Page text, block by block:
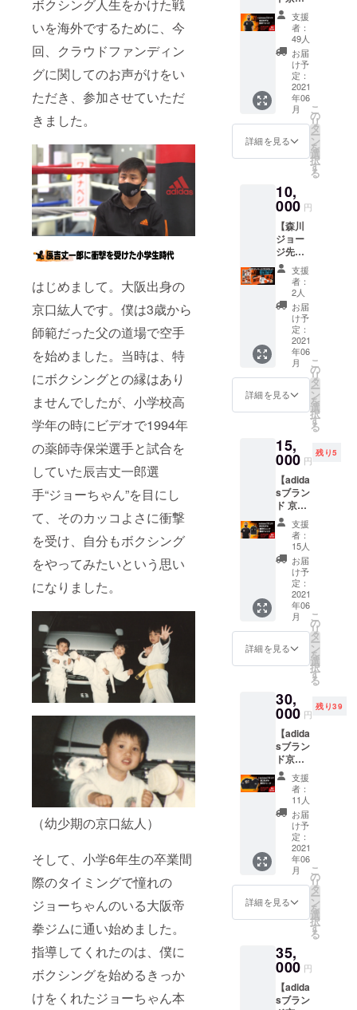
ボクシング人生をかけた戦
いを海外でするために、今
回、クラウドファンディン
グに関してのお声がけをい
ただき、参加させていただ
きました。
はじめまして。大阪出身の
京口紘人です。僕は3歳から
師範だった父の道場で空手
を始めました。当時は、特
にボクシングとの縁はあり
ませんでしたが、小学校高
学年の時にビデオで1994年
の薬師寺保栄選手と試合を
していた辰吉丈一郎選
手“ジョーちゃん”を目にし
て、そのカッコよさに衝撃
を受け、自分もボクシング
をやってみたいという思い
になりました。
（幼少期の京口紘人）
そして、小学6年生の卒業間
際のタイミングで憧れの
ジョーちゃんのいる大阪帝
拳ジムに通い始めました。
指導してくれたのは、僕に
ボクシングを始めるきっか
けをくれたジョーちゃん本
承くだ
さい。
産のた
め、お
届けに
お時間
をいた
だきま
す。 ※
ご支援
確定後
の返
金・
は、対
応いた
しかね
ますの
で、何
卒ご了
承くだ
さい。
京口紘
人選手
似顔絵
イラス
ト入り
・フェ
イスタ
オルサ
イズ
（約３
３×８０
cm） ・
ジェッ
トプリ
ント ※
デザイ
ンは一
部変更
になる
場合が
ござい
ます。
※受注生
産のた
め、お
届けに
お時間
をいた
だきま
の返
金・
キャン
セル・
交換
は、対
応いた
しかね
ますの
で、何
卒ご了
承くだ
さい。
モデル
限定T
シャ
ツ】 ク
ラウド
ファン
ディン
グ限定
商品 ・
京口選
手の愛
称"MA
D
ゴ入り
・サイ
ズ：大
人
（S/M/L
/XL） ・
デザイ
ン：前
面のみ
・素
材：綿
95％ ス
パン
デック
（SPAN
DEX）
性、速
乾性に
優れて
います
※イン
ターナ
ショナ
ルサイ
ズのた
め、日
本サイ
ズより
大きめ
です ※
写真と
実際の
商品は
ます。
※デザイ
ンは変
更にな
る場合
がござ
いま
す。 ※
受注生
産のた
め、お
届けに
お時間
をいた
だきま
ご支援
確定後
キャン
セル・
交換
は、対
応いた
支援
者：
49人
お届
け予
定：
2021
年06
月
詳細を見る
こ
の
リ
タ
ー
ン
を
選
択
す
る
10,
000 円
【森川
ジョー
ジ先生
描き下
ろし限
定ス
テッ
カー＆
タオル
のセッ
ト】 ク
ラウド
ファン
ディン
グ限定
商品
めの一
歩」作
者・森
川
ジョー
ジ先生
描き下
ろしの
京口紘
人選手
似顔絵
イラス
ト入り
◎ス
テッ
カー ・
Ａ５サ
７種類
のス
テッ
カー ◎
タオル
・フェ
イスタ
オルサ
イズ
（約３
３×８０
cm） ・
染料イ
ンク
ジェッ
トプリ
ント ※
になる
場合が
ござい
ます。
※受注生
支援
者：
2人
お届
け予
定：
2021
年06
月
詳細を見る
こ
の
リ
タ
ー
ン
を
選
択
す
る
15,
000 円
残り5
【adida
sブラン
ド 京口
モデル
限定
キャッ
プ＆T
シャ
ツ】 ク
ラウド
ファン
ディン
グ限定
商品 ・
京口選
手の愛
D
BOY"ロ
ゴ入り
◎
キャッ
プ ・サ
イズ：
フリー
サイズ
（調整
可能）
◎Ｔ
シャツ
・サイ
ズ：大
人
（S/M/L
/XL） ・
面のみ
・素
材：綿
95％ ス
パン
支援
者：
15人
お届
け予
定：
2021
年06
月
詳細を見る
こ
の
リ
タ
ー
ン
を
選
択
す
る
30,
000 円
残り39
【adida
sブラン
ド京口
モデル
限定
ジャー
ジ上
下】 ク
ラウド
ファン
ディン
グ限定
商品 ・
京口選
手の愛
称"MA
BOY"ロ
ゴ入り
・サイ
ズ：大
人
支援
者：
11人
お届
け予
定：
2021
年06
月
詳細を見る
こ
の
リ
タ
ー
ン
を
選
択
す
る
35,
000 円
【adida
sブラン